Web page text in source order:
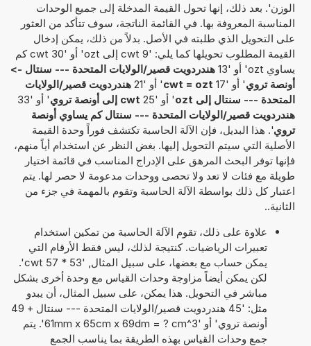
الوزن'. بعد ذلك، إنها تحول القيمة المدخلة إلى جميع الوحدات
المناسبة المعروفة بها. في القائمة الناتجة، سوف تتأكد من العثور
على التحويل الذي طلبته في الأصل. بدلاً من ذلك، يمكن إدخال
القيمة المطلوب تحويلها كما يلي: '9 cwt إلى ozt' أو '30 cwt كم
يساوي ozt' أو '13
هندردويت قصير/الولايات المتحدة --- سنتال ->
أونصة تروي' أو '17 cwt = ozt' أو '21
هندردويت قصير/الولايات
المتحدة --- سنتال إلى ozt
' أو '25 cwt إلى أونصة تروي
' أو '33
هندردويت قصير/الولايات المتحدة --- سنتال كم يساوي أونصة
تروي'. هذا البديل، فإن الآلة الحاسبة تكتشف فوراً وحدة القيمة
الأصلية التي سيتم التحويل إليها. بغض النظر عن استخدام أياً منهم،
فإنها توفر البحث المرهق على الإدراج المناسب في قائمة اختيار
طويلة مع فئات لا تعد ولا تحصى ووحدات مدعومة لا حصر لها. يتم
اعتبار كل ذلك بواسطة الآلة الحاسبة وتقوم بالمهمة في جزء من
الثانية..
علاوة على ذلك، تقوم الآلة الحاسبة من تمكين استخدام
تعبيرات الرياضيات. كنتيجة لذلك، ليس فقط الأرقام التي
يمكن حساب مع بعضها، على سبيل المثال, '53 * 57 cwt'.
لكن يمكن أيضاً مزاوجة وحدات القياس مع وحدة أخرى بشكل
مباشر في التحويل. هذا يمكن، على سبيل المثال، أن يبدو
مثل: '45 هندردويت قصير/الولايات المتحدة --- سنتال + 49
أونصة تروي' أو '61mm x 65cm x 69dm = ? cm^3'. يتم
جمع وحدات القياس بهذه الطريقة بما يناسب الجمع